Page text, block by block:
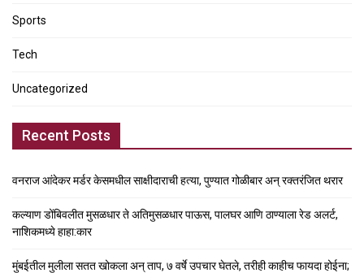
Sports
Tech
Uncategorized
Recent Posts
वनराज आंदेकर मर्डर केसमधील साक्षीदाराची हत्या, पुण्यात गोळीबार अन् रक्तरंजित थरार
कल्याण डोंबिवलीत मुसळधार ते अतिमुसळधार पाऊस, पालघर आणि ठाण्याला रेड अलर्ट,
नाशिकमध्ये हाहा:कार
मुंबईतील मुलीला सतत खोकला अन् ताप, ७ वर्षे उपचार घेतले, तरीही काहीच फायदा होईना;